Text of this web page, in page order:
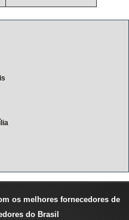
os melhores fornecedores de
do Brasil